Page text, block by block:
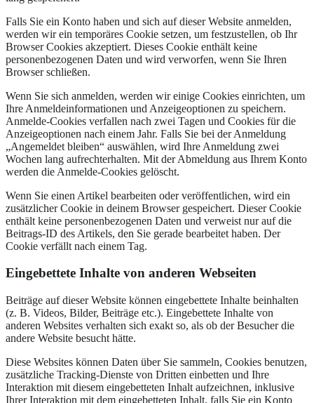
Falls Sie ein Konto haben und sich auf dieser Website anmelden,
werden wir ein temporäres Cookie setzen, um festzustellen, ob Ihr
Browser Cookies akzeptiert. Dieses Cookie enthält keine
personenbezogenen Daten und wird verworfen, wenn Sie Ihren
Browser schließen.
Wenn Sie sich anmelden, werden wir einige Cookies einrichten, um
Ihre Anmeldeinformationen und Anzeigeoptionen zu speichern.
Anmelde-Cookies verfallen nach zwei Tagen und Cookies für die
Anzeigeoptionen nach einem Jahr. Falls Sie bei der Anmeldung
„Angemeldet bleiben“ auswählen, wird Ihre Anmeldung zwei
Wochen lang aufrechterhalten. Mit der Abmeldung aus Ihrem Konto
werden die Anmelde-Cookies gelöscht.
Wenn Sie einen Artikel bearbeiten oder veröffentlichen, wird ein
zusätzlicher Cookie in deinem Browser gespeichert. Dieser Cookie
enthält keine personenbezogenen Daten und verweist nur auf die
Beitrags-ID des Artikels, den Sie gerade bearbeitet haben. Der
Cookie verfällt nach einem Tag.
Eingebettete Inhalte von anderen Webseiten
Beiträge auf dieser Website können eingebettete Inhalte beinhalten
(z. B. Videos, Bilder, Beiträge etc.). Eingebettete Inhalte von
anderen Websites verhalten sich exakt so, als ob der Besucher die
andere Website besucht hätte.
Diese Websites können Daten über Sie sammeln, Cookies benutzen,
zusätzliche Tracking-Dienste von Dritten einbetten und Ihre
Interaktion mit diesem eingebetteten Inhalt aufzeichnen, inklusive
Ihrer Interaktion mit dem eingebetteten Inhalt, falls Sie ein Konto